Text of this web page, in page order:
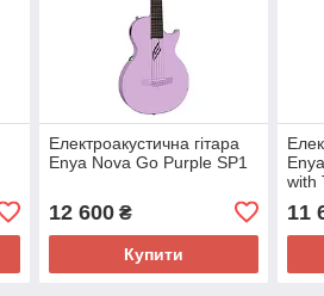
Електроакустична гітара
Enya Nova Go Purple SP1
12 600₴
Купити
with
11